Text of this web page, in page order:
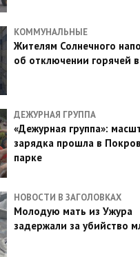
КОММУНАЛЬНЫЕ
Жителям Солнечного
об отключении горячей
ДЕЖУРНАЯ ГРУППА
«Дежурная группа»:
зарядка прошла в
парке
НОВОСТИ В ЗАГОЛОВКАХ
Молодую мать из Ужура
задержали за убийство